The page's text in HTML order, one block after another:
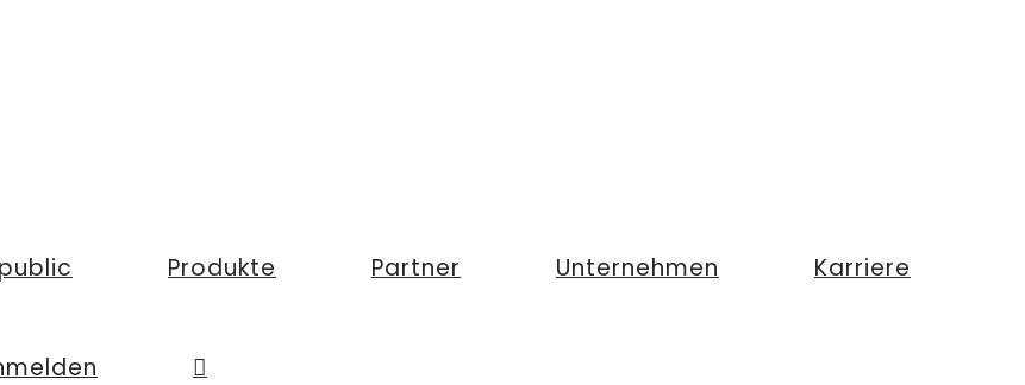
Produkte Partner Unternehmen Karriere